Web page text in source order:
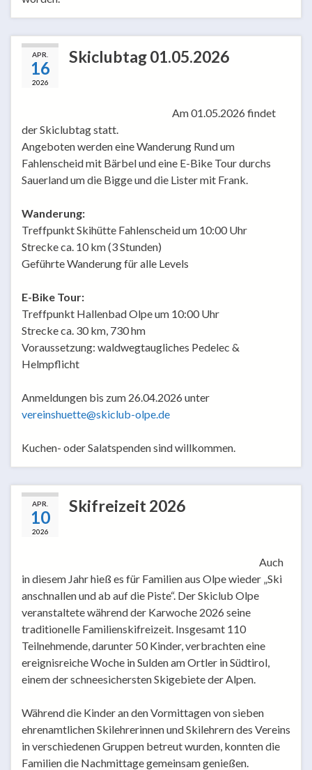
APR.
16
2026
Skiclubtag 01.05.2026
Am 01.05.2026 findet
der Skiclubtag statt.
Angeboten werden eine Wanderung Rund um
Fahlenscheid mit Bärbel und eine E-Bike Tour durchs
Sauerland um die Bigge und die Lister mit Frank.
Wanderung:
Treffpunkt Skihütte Fahlenscheid um 10:00 Uhr
Strecke ca. 10 km (3 Stunden)
Geführte Wanderung für alle Levels
E-Bike Tour:
Treffpunkt Hallenbad Olpe um 10:00 Uhr
Strecke ca. 30 km, 730 hm
Voraussetzung: waldwegtaugliches Pedelec &
Helmpflicht
Anmeldungen bis zum 26.04.2026 unter
vereinshuette@skiclub-olpe.de
Kuchen- oder Salatspenden sind willkommen.
APR.
10
2026
Skifreizeit 2026
Auch
in diesem Jahr hieß es für Familien aus Olpe wieder „Ski
anschnallen und ab auf die Piste“. Der Skiclub Olpe
veranstaltete während der Karwoche 2026 seine
traditionelle Familienskifreizeit. Insgesamt 110
Teilnehmende, darunter 50 Kinder, verbrachten eine
ereignisreiche Woche in Sulden am Ortler in Südtirol,
einem der schneesichersten Skigebiete der Alpen.
Während die Kinder an den Vormittagen von sieben
ehrenamtlichen Skilehrerinnen und Skilehrern des Vereins
in verschiedenen Gruppen betreut wurden, konnten die
Familien die Nachmittage gemeinsam genießen.